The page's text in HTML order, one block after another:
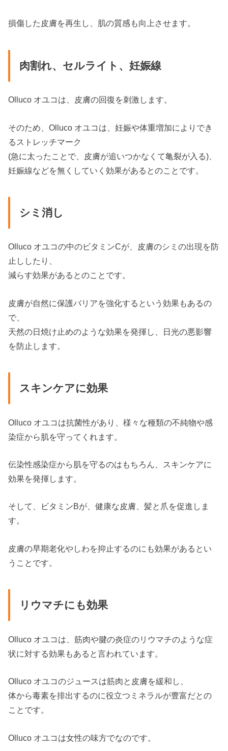
損傷した皮膚を再生し、肌の質感も向上させます。
肉割れ、セルライト、妊娠線
Olluco オユコは、皮膚の回復を刺激します。
そのため、Olluco オユコは、妊娠や体重増加によりでき
るストレッチマーク
(急に太ったことで、皮膚が追いつかなくて亀裂が入る)、
妊娠線などを無くしていく効果があるとのことです。
シミ消し
Olluco オユコの中のビタミンCが、皮膚のシミの出現を防
止ししたり、
減らす効果があるとのことです。
皮膚が自然に保護バリアを強化するという効果もあるの
で、
天然の日焼け止めのような効果を発揮し、日光の悪影響
を防止します。
スキンケアに効果
Olluco オユコは抗菌性があり、様々な種類の不純物や感
染症から肌を守ってくれます。
伝染性感染症から肌を守るのはもちろん、スキンケアに
効果を発揮します。
そして、ビタミンBが、健康な皮膚、髪と爪を促進しま
す。
皮膚の早期老化やしわを抑止するのにも効果があるとい
うことです。
リウマチにも効果
Olluco オユコは、筋肉や腱の炎症のリウマチのような症
状に対する効果もあると言われています。
Olluco オユコのジュースは筋肉と皮膚を緩和し、
体から毒素を排出するのに役立つミネラルが豊富だとの
ことです。
Olluco オユコは女性の味方でなのです。